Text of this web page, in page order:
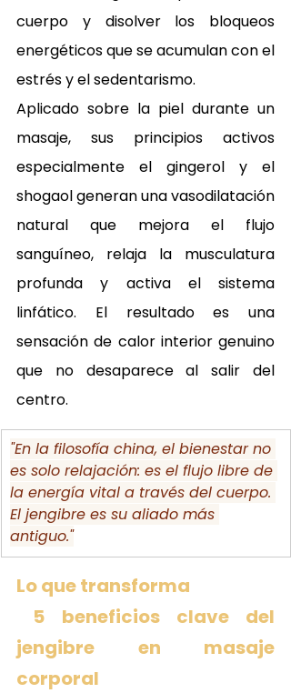
cuerpo y disolver los bloqueos
energéticos que se acumulan con el
estrés y el sedentarismo.
Aplicado sobre la piel durante un
masaje, sus principios activos
especialmente el gingerol y el
shogaol generan una vasodilatación
natural que mejora el flujo
sanguíneo, relaja la musculatura
profunda y activa el sistema
linfático. El resultado es una
sensación de calor interior genuino
que no desaparece al salir del
centro.
"En la filosofía china, el bienestar no
es solo relajación: es el flujo libre de
la energía vital a través del cuerpo.
El jengibre es su aliado más
antiguo."
Lo que transforma
5 beneficios clave del
jengibre en masaje
corporal